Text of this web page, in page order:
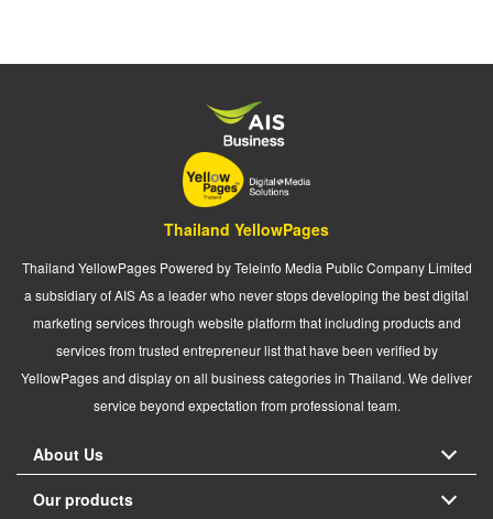
Thailand YellowPages
Thailand YellowPages Powered by Teleinfo Media Public Company Limited
a subsidiary of AIS As a leader who never stops developing the best digital
marketing services through website platform that including products and
services from trusted entrepreneur list that have been verified by
YellowPages and display on all business categories in Thailand. We deliver
service beyond expectation from professional team.
About Us
Our products